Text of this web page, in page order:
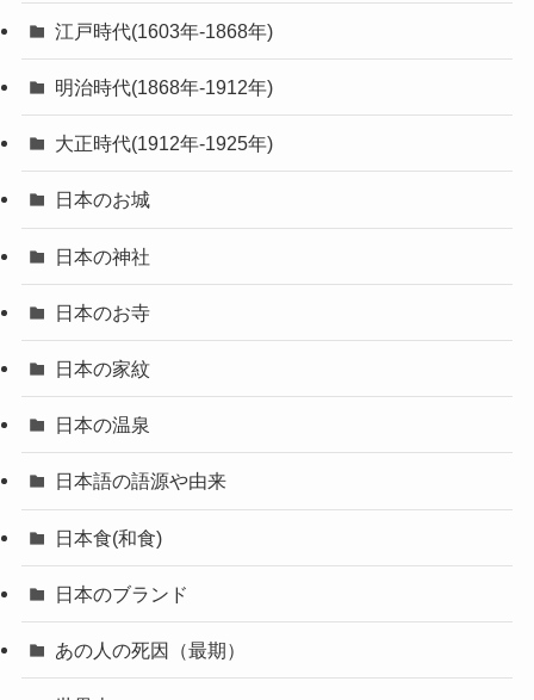
江戸時代(1603年-1868年)
明治時代(1868年-1912年)
大正時代(1912年-1925年)
日本のお城
日本の神社
日本のお寺
日本の家紋
日本の温泉
日本語の語源や由来
日本食(和食)
日本のブランド
あの人の死因（最期）